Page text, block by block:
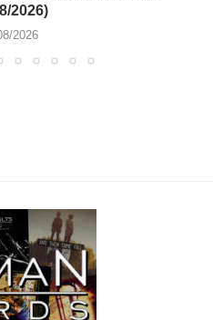
2026)
2026